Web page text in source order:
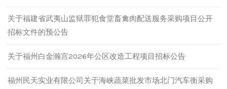
关于福建省武夷山监狱罪犯食堂畜禽肉配送服务采购项目公开
招标文件的预公告
关于福州白金瀚宫2026年公区改造工程项目招标公告
福州民天实业有限公司关于海峡蔬菜批发市场北门汽车衡采购